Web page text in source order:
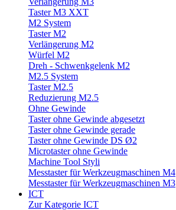
Taster M3 XXT
M2 System
Taster M2
Verlängerung M2
Würfel M2
Dreh - Schwenkgelenk M2
M2.5 System
Taster M2.5
Reduzierung M2.5
Ohne Gewinde
Taster ohne Gewinde abgesetzt
Taster ohne Gewinde gerade
Taster ohne Gewinde DS Ø2
Microtaster ohne Gewinde
Machine Tool Styli
Messtaster für Werkzeugmaschinen M4
Messtaster für Werkzeugmaschinen M3
ICT
Zur Kategorie ICT